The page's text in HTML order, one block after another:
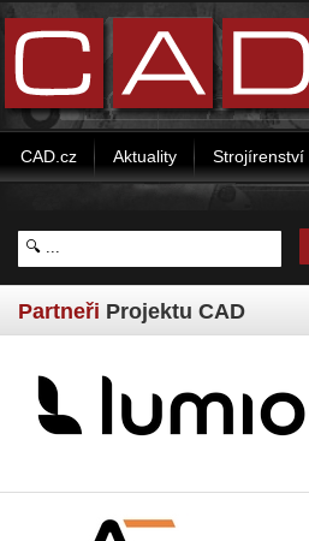
CAD.cz Aktuality Strojírenství
Partneři Projektu CAD